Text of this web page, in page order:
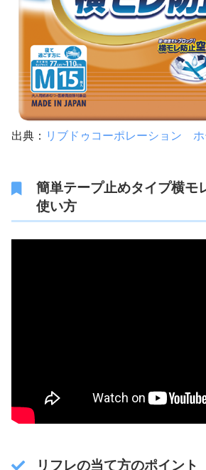
出典： リブドゥコーポレーション ホ
簡単テープ止めタイプ横モ
使い方
リフレの当て方のポイント